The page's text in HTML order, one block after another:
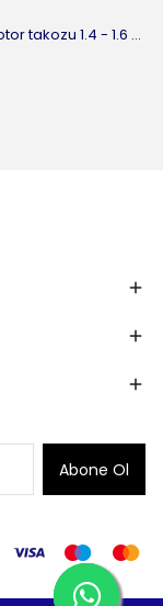
B-max motor takozu 1.4 - 1.6 benzinli 2012-2016 ORJİNAL
Abone Ol